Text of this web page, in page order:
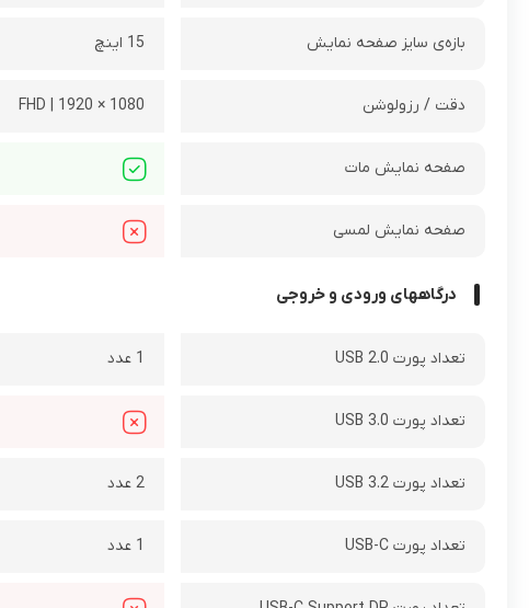
بازه‌ی سایز صفحه نمایش 15 اینچ
دقت / رزولوشن 1080 × 1920 | FHD
صفحه نمایش مات
صفحه نمایش لمسی
درگاههای ورودی و خروجی
تعداد پورت USB 2.0 1 عدد
تعداد پورت USB 3.0
تعداد پورت USB 3.2 2 عدد
تعداد پورت USB-C 1 عدد